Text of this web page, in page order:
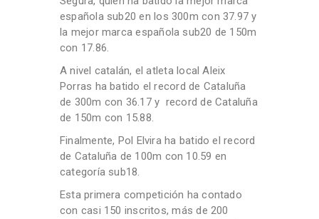
española sub20 en los 300m con 37.97 y
la mejor marca española sub20 de 150m
con 17.86.
A nivel catalán, el atleta local Aleix
Porras ha batido el record de Cataluña
de 300m con 36.17 y record de Cataluña
de 150m con 15.88.
Finalmente, Pol Elvira ha batido el record
de Cataluña de 100m con 10.59 en
categoría sub18.
Esta primera competición ha contado
con casi 150 inscritos, más de 200